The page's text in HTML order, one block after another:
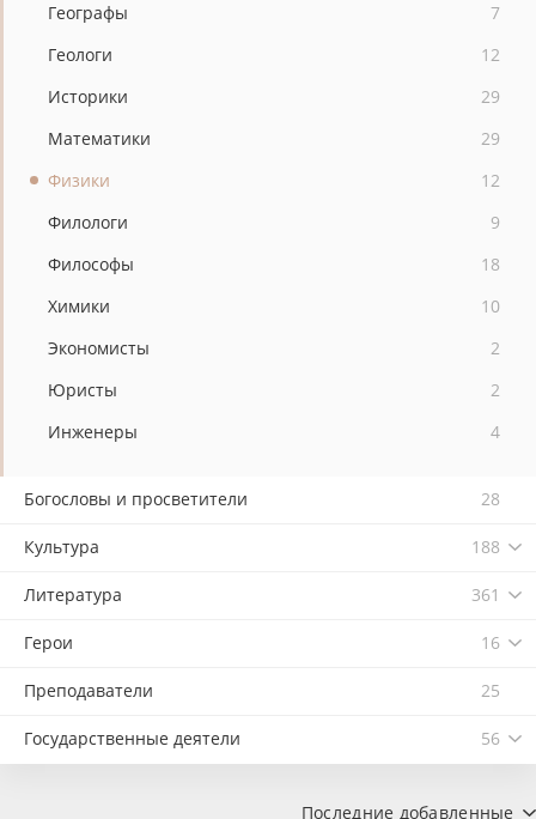
Географы
7
Геологи
12
Историки
29
Математики
29
Физики
12
Филологи
9
Философы
18
Химики
10
Экономисты
2
Юристы
2
Инженеры
4
Богословы и просветители 28
Культура 188
Литература 361
Герои 16
Преподаватели 25
Государственные деятели 56
Последние добавленные